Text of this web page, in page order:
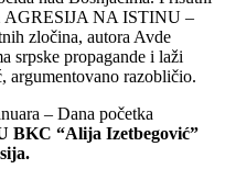
AGRESIJA NA ISTINU –
zločina, autora Avde
srpske propagande i laži
argumentovano razobličio.
– Dana početka
BKC “Alija Izetbegović”